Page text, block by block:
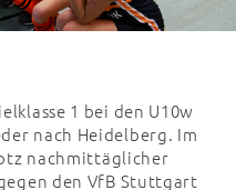
1 bei den U10w
nach Heidelberg. Im
nachmittäglicher
den VfB Stuttgart